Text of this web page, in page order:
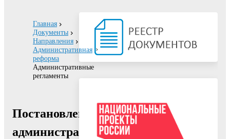
Главная
Документы
Направления
Административная
реформа
Административные
регламенты
Постановление
администрации